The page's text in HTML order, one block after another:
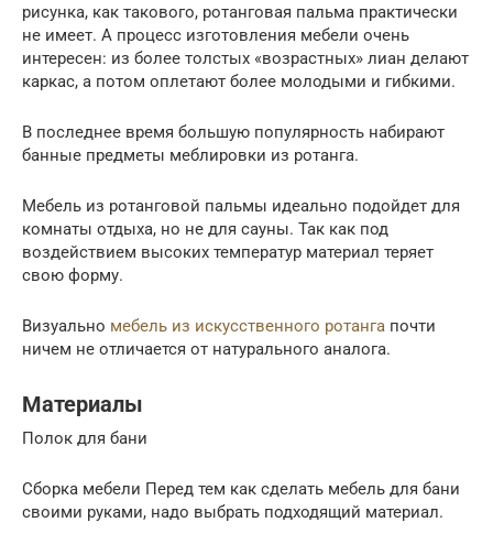
рисунка, как такового, ротанговая пальма практически
не имеет. А процесс изготовления мебели очень
интересен: из более толстых «возрастных» лиан делают
каркас, а потом оплетают более молодыми и гибкими.
В последнее время большую популярность набирают
банные предметы меблировки из ротанга.
Мебель из ротанговой пальмы идеально подойдет для
комнаты отдыха, но не для сауны. Так как под
воздействием высоких температур материал теряет
свою форму.
Визуально мебель из искусственного ротанга почти
ничем не отличается от натурального аналога.
Материалы
Полок для бани
Сборка мебели Перед тем как сделать мебель для бани
своими руками, надо выбрать подходящий материал.